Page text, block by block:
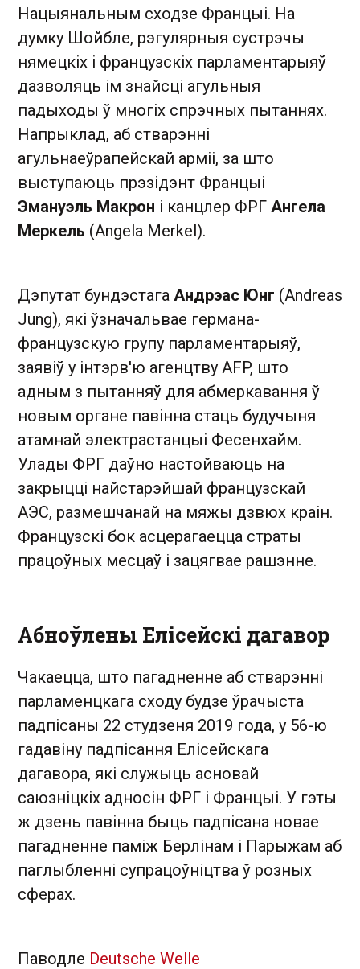
Нацыянальным сходзе Францыі. На
думку Шойбле, рэгулярныя сустрэчы
нямецкіх і французскіх парламентарыяў
дазволяць ім знайсці агульныя
падыходы ў многіх спрэчных пытаннях.
Напрыклад, аб стварэнні
агульнаеўрапейскай арміі, за што
выступаюць прэзідэнт Францыі
Эмануэль Макрон і канцлер ФРГ Ангела
Меркель (Angela Merkel).
Дэпутат бундэстага Андрэас Юнг (Andreas
Jung), які ўзначальвае германа-
французскую групу парламентарыяў,
заявіў у інтэрв'ю агенцтву AFP, што
адным з пытанняў для абмеркавання ў
новым органе павінна стаць будучыня
атамнай электрастанцыі Фесенхайм.
Улады ФРГ даўно настойваюць на
закрыцці найстарэйшай французскай
АЭС, размешчанай на мяжы дзвюх краін.
Французскі бок асцерагаецца страты
працоўных месцаў і зацягвае рашэнне.
Абноўлены Елісейскі дагавор
Чакаецца, што пагадненне аб стварэнні
парламенцкага сходу будзе ўрачыста
падпісаны 22 студзеня 2019 года, у 56-ю
гадавіну падпісання Елісейскага
дагавора, які служыць асновай
саюзніцкіх адносін ФРГ і Францыі. У гэты
ж дзень павінна быць падпісана новае
пагадненне паміж Берлінам і Парыжам аб
паглыбленні супрацоўніцтва ў розных
сферах.
Паводле Deutsche Welle